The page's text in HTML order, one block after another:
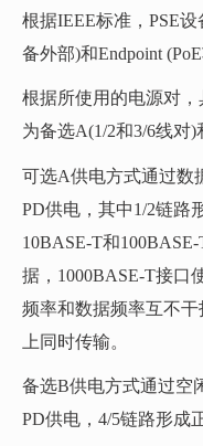
根据IEEE标准，PSE
备外部)和Endpoint
根据所使用的电源对，
为备选A(1/2和3/6线对)
可选A供电方式通过数
PD供电，其中1/2链路
10BASE-T和
据，1000BASE-T接口
频率和数据频率互不
上同时传输。
备选B供电方式通过空
PD供电，4/5链路形成